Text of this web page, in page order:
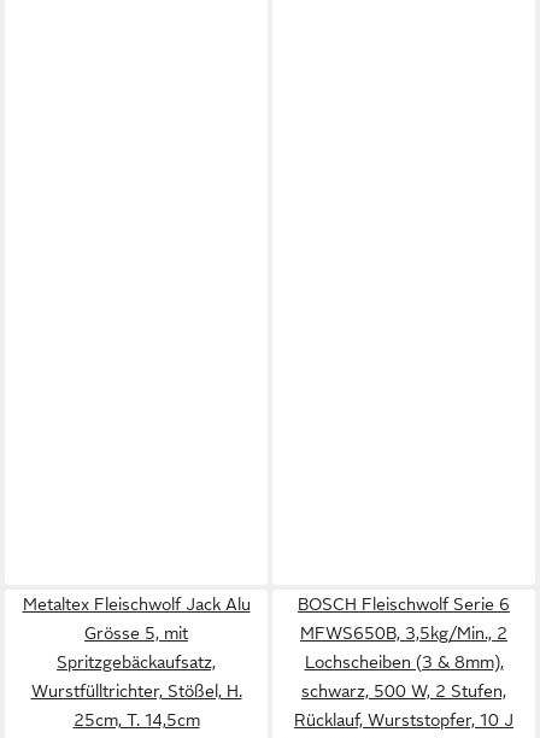
Metaltex Fleischwolf Jack Alu
Grösse 5, mit
Spritzgebäckaufsatz,
Wurstfülltrichter, Stößel, H.
25cm, T. 14,5cm
BOSCH Fleischwolf Serie 6
MFWS650B, 3,5kg/Min., 2
Lochscheiben (3 & 8mm),
schwarz, 500 W, 2 Stufen,
Rücklauf, Wurststopfer, 10 J